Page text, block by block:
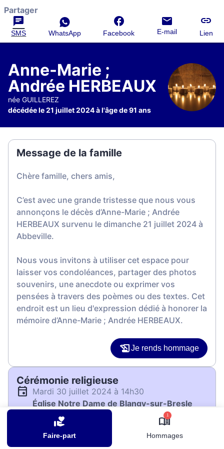
Faire-part
1
Hommages
Partager
SMS WhatsApp Facebook E-mail Lien
Anne-Marie ;
Andrée HERBEAUX
née GUILLEREZ
décédée le 21 juillet 2024 à l'âge de 91 ans
Message de la famille
Chère famille, chers amis,
C’est avec une grande tristesse que nous vous
annonçons le décès d’Anne-Marie ; Andrée
HERBEAUX survenu le dimanche 21 juillet 2024 à
Abbeville.
Nous vous invitons à utiliser cet espace pour
laisser vos condoléances, partager des photos
souvenirs, une anecdote ou exprimer vos
pensées à travers des poèmes ou des textes. Cet
endroit est un lieu d'expression dédié à honorer la
mémoire d’Anne-Marie ; Andrée HERBEAUX.
Je rends hommage
Cérémonie religieuse
mardi 30 juillet 2024 à 14h30
Église Notre Dame de Blangy-sur-Bresle
Grande Rue (près Mairie)
76340 Blangy-sur-Bresle